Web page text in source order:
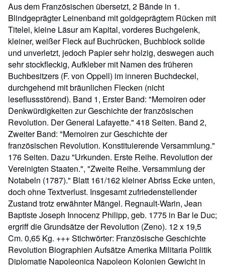
Aus dem Französischen übersetzt, 2 Bände in 1.
Blindgeprägter Leinenband mit goldgeprägtem Rücken mit
Titelei, kleine Läsur am Kapital, vorderes Buchgelenk,
kleiner, weißer Fleck auf Buchrücken, Buchblock solide
und unverletzt, jedoch Papier sehr holzig, deswegen auch
sehr stockfleckig, Aufkleber mit Namen des früheren
Buchbesitzers (F. von Oppell) im inneren Buchdeckel,
durchgehend mit bräunlichen Flecken (nicht
leseflussstörend). Band 1, Erster Band: "Memoiren oder
Denkwürdigkeiten zur Geschichte der französischen
Revolution. Der General Lafayette." 418 Seiten. Band 2,
Zweiter Band: "Memoiren zur Geschichte der
französischen Revolution. Konstituierende Versammlung."
176 Seiten. Dazu "Urkunden. Erste Reihe. Revolution der
Vereinigten Staaten.", "Zweite Reihe. Versammlung der
Notabeln (1787)." Blatt 161/162 kleiner Abriss Ecke unten,
doch ohne Textverlust. Insgesamt zufriedenstellender
Zustand trotz erwähnter Mängel. Regnault-Warin, Jean
Baptiste Joseph Innocenz Philipp, geb. 1775 in Bar le Duc;
ergriff die Grundsätze der Revolution (Zeno). 12 x 19,5
Cm. 0,65 Kg. +++ Stichwörter: Französische Geschichte
Revolution Biographien Aufsätze Amerika Militaria Politik
Diplomatie Napoleonica Napoleon Kolonien Gewicht in